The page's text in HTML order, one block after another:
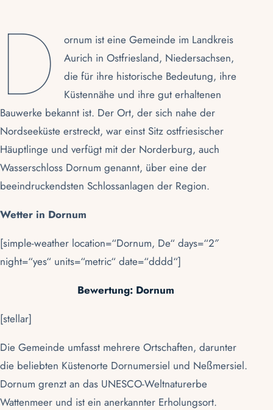
D
ornum ist eine Gemeinde im Landkreis
Aurich in Ostfriesland, Niedersachsen,
die für ihre historische Bedeutung, ihre
Küstennähe und ihre gut erhaltenen
Bauwerke bekannt ist. Der Ort, der sich nahe der
Nordseeküste erstreckt, war einst Sitz ostfriesischer
Häuptlinge und verfügt mit der Norderburg, auch
Wasserschloss Dornum genannt, über eine der
beeindruckendsten Schlossanlagen der Region.
Wetter in Dornum
[simple-weather location=“Dornum, De“ days=“2″
night=“yes“ units=“metric“ date=“dddd“]
Bewertung: Dornum
[stellar]
Die Gemeinde umfasst mehrere Ortschaften, darunter
die beliebten Küstenorte Dornumersiel und Neßmersiel.
Dornum grenzt an das UNESCO-Weltnaturerbe
Wattenmeer und ist ein anerkannter Erholungsort.